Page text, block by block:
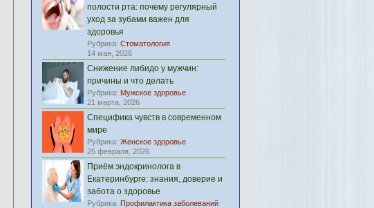
полости рта: почему регулярный
уход за зубами важен для
здоровья
Рубрика: Стоматология
14 мая, 2026
Снижение либидо у мужчин:
причины и что делать
Рубрика: Мужское здоровье
21 марта, 2026
Специфика чувств в современном
мире
Рубрика: Женское здоровье
25 февраля, 2026
Приём эндокринолога в
Екатеринбурге: знания, доверие и
забота о здоровье
Рубрика: Профилактика заболеваний